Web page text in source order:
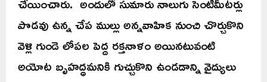
పొడవు ఉన్న చేప ముల్లు అన్నవాహిక నుంచి చొర్చుకొని
వెళ్లి గుండె లోపల పెద్ద రక్తనాళం అయినటువంటి
అయోట బృహద్ధమనికి గుచ్చుకొని ఉండడాన్ని వైద్యులు